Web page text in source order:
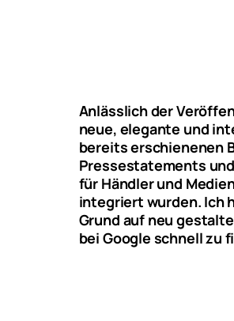
Anlässlich der
neue, elegante und
bereits erschienenen
Pressestatements
für Händler und
integriert wurden. Ich
Grund auf neu
bei Google schnell zu